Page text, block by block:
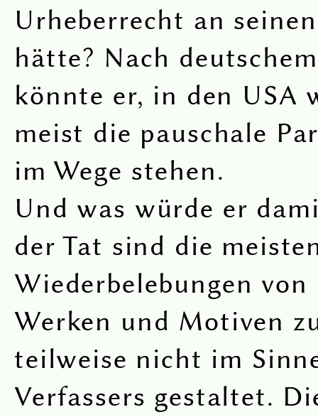
Urheberrecht an
hätte? Nach
könnte er, in den USA
meist die pauschale
im Wege stehen.
Und was würde er
der Tat sind die
Wiederbelebungen
Werken und Motiven
teilweise nicht im
Verfassers gestaltet.